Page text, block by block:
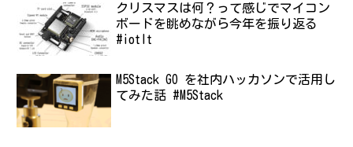
クリスマスは何？って感じでマイコン
ボードを眺めながら今年を振り返る
#iotlt
M5Stack GO を社内ハッカソンで活用し
てみた話 #M5Stack